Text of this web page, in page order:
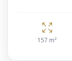
157 m²